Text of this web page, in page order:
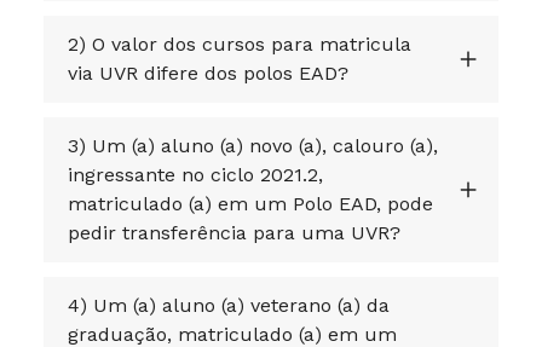
2) O valor dos cursos para matricula
via UVR difere dos polos EAD?
3) Um (a) aluno (a) novo (a), calouro (a),
ingressante no ciclo 2021.2,
matriculado (a) em um Polo EAD, pode
pedir transferência para uma UVR?
4) Um (a) aluno (a) veterano (a) da
graduação, matriculado (a) em um